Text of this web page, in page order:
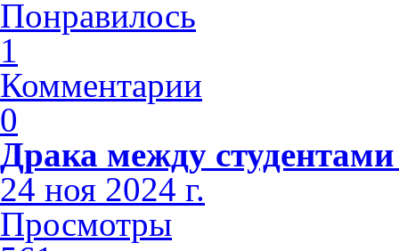
Понравилось
1
Комментарии
0
Драка между
24 ноя 2024 г.
Просмотры